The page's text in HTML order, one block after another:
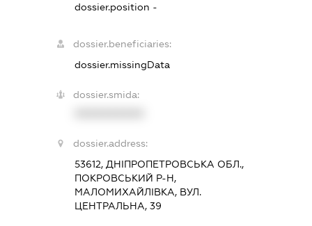
dossier.position -
dossier.beneficiaries:
dossier.missingData
dossier.smida:
dossier.address:
53612, ДНІПРОПЕТРОВСЬКА ОБЛ.,
ПОКРОВСЬКИЙ Р-Н,
МАЛОМИХАЙЛІВКА, ВУЛ.
ЦЕНТРАЛЬНА, 39